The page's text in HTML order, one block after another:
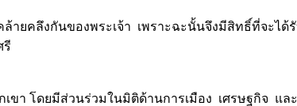
ยคลึงกันของพระเจ้า เพราะฉะนั้นจึงมีสิทธิ์ที่จะได้
รี
า โดยมีส่วนร่วมในมิติด้านการเมือง เศรษฐกิจ แล